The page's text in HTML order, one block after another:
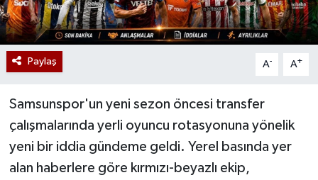
Paylaş A- A+
Samsunspor'un yeni sezon öncesi transfer
çalışmalarında yerli oyuncu rotasyonuna yönelik
yeni bir iddia gündeme geldi. Yerel basında yer
alan haberlere göre kırmızı-beyazlı ekip,